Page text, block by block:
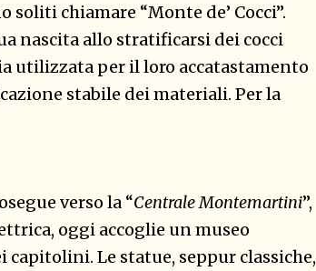
chiamare “Monte de’ Cocci”.
nascita allo stratificarsi dei cocci
utilizzata per il loro accatastamento
stabile dei materiali. Per la
verso la “Centrale Montemartini”,
oggi accoglie un museo
capitolini. Le statue, seppur classiche,